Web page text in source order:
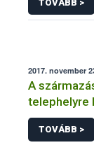
TOVÁBB >
2017. november
A
telephelyre
TOVÁBB >